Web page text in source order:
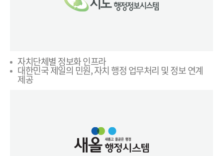
자치단체별 정보화 인프라
대한민국 제일의 민원, 자치 행정 업무처리 및 정보 연계
제공